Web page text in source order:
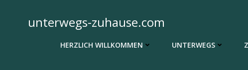
springenunterwegs-zuhause.com
HERZLICH WILLKOMMEN UNTERWEGS